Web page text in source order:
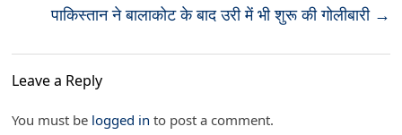
पाकिस्तान ने बालाकोट के बाद उरी में भी शुरू की गोलीबारी →
Leave a Reply
You must be logged in to post a comment.